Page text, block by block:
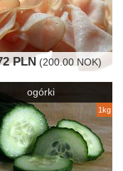
PLN (200.00 NOK)
ogórki
1kg